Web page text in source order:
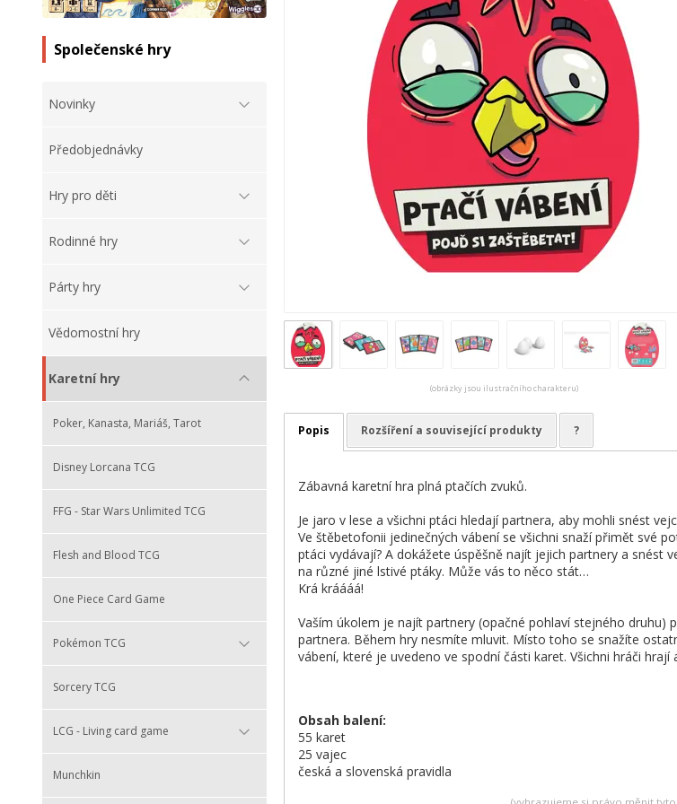
Společenské hry
Novinky
Předobjednávky
Hry pro děti
Rodinné hry
Párty hry
Vědomostní hry
Karetní hry
Poker, Kanasta, Mariáš, Tarot
Disney Lorcana TCG
FFG - Star Wars Unlimited TCG
Flesh and Blood TCG
One Piece Card Game
Pokémon TCG
Sorcery TCG
LCG - Living card game
Munchkin
(obrázky jsou ilustračního charakteru)
Popis Rozšíření a související produkty ?
Zábavná karetní hra plná ptačích zvuků.
Je jaro v lese a všichni ptáci hledají partnera, aby mohli snést
Ve štěbetofonii jedinečných vábení se všichni snaží přimět své
ptáci vydávají? A dokážete úspěšně najít jejich partnery a snést
na různé jiné lstivé ptáky. Může vás to něco stát…
Krá kráááá!
Vaším úkolem je najít partnery (opačné pohlaví stejného
partnera. Během hry nesmíte mluvit. Místo toho se snažíte
vábení, které je uvedeno ve spodní části karet. Všichni hráči hrají
Obsah balení:
55 karet
25 vajec
česká a slovenská pravidla